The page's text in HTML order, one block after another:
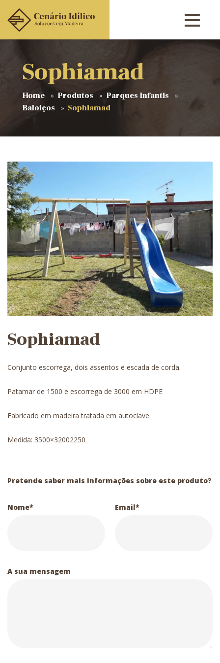
Sophiamad
Home Produtos
Parques Infantis
Baloiços
Sophiamad
Sophiamad
Conjunto escorrega, dois assentos e escada de corda.
Patamar de 1500 e escorrega de 3000 em HDPE
Fabricado em madeira tratada em autoclave
Medida: 3500×32002250
Pretende saber mais informações sobre este produto?
Nome* Email*
A sua mensagem